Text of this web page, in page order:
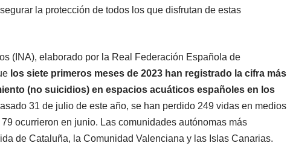
la protección de todos los que disfrutan de estas
(INA), elaborado por la Real Federación Española de
los siete primeros meses de 2023 han registrado la cifra más
(no suicidios) en espacios acuáticos españoles en los
31 de julio de este año, se han perdido 249 vidas en medios
ocurrieron en junio. Las comunidades autónomas más
de Cataluña, la Comunidad Valenciana y las Islas Canarias.